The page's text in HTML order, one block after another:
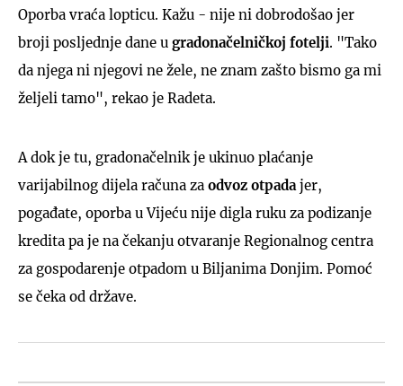
Oporba vraća lopticu. Kažu - nije ni dobrodošao jer
broji posljednje dane u gradonačelničkoj fotelji. "Tako
da njega ni njegovi ne žele, ne znam zašto bismo ga mi
željeli tamo", rekao je Radeta.
A dok je tu, gradonačelnik je ukinuo plaćanje
varijabilnog dijela računa za odvoz otpada jer,
pogađate, oporba u Vijeću nije digla ruku za podizanje
kredita pa je na čekanju otvaranje Regionalnog centra
za gospodarenje otpadom u Biljanima Donjim. Pomoć
se čeka od države.